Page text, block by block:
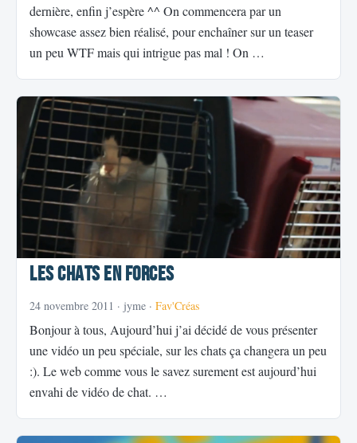
dernière, enfin j’espère ^^ On commencera par un
showcase assez bien réalisé, pour enchaîner sur un teaser
un peu WTF mais qui intrigue pas mal ! On …
Les chats en forces
24 novembre 2011 · jyme · Fav'Créas
Bonjour à tous, Aujourd’hui j’ai décidé de vous présenter
une vidéo un peu spéciale, sur les chats ça changera un peu
:). Le web comme vous le savez surement est aujourd’hui
envahi de vidéo de chat. …